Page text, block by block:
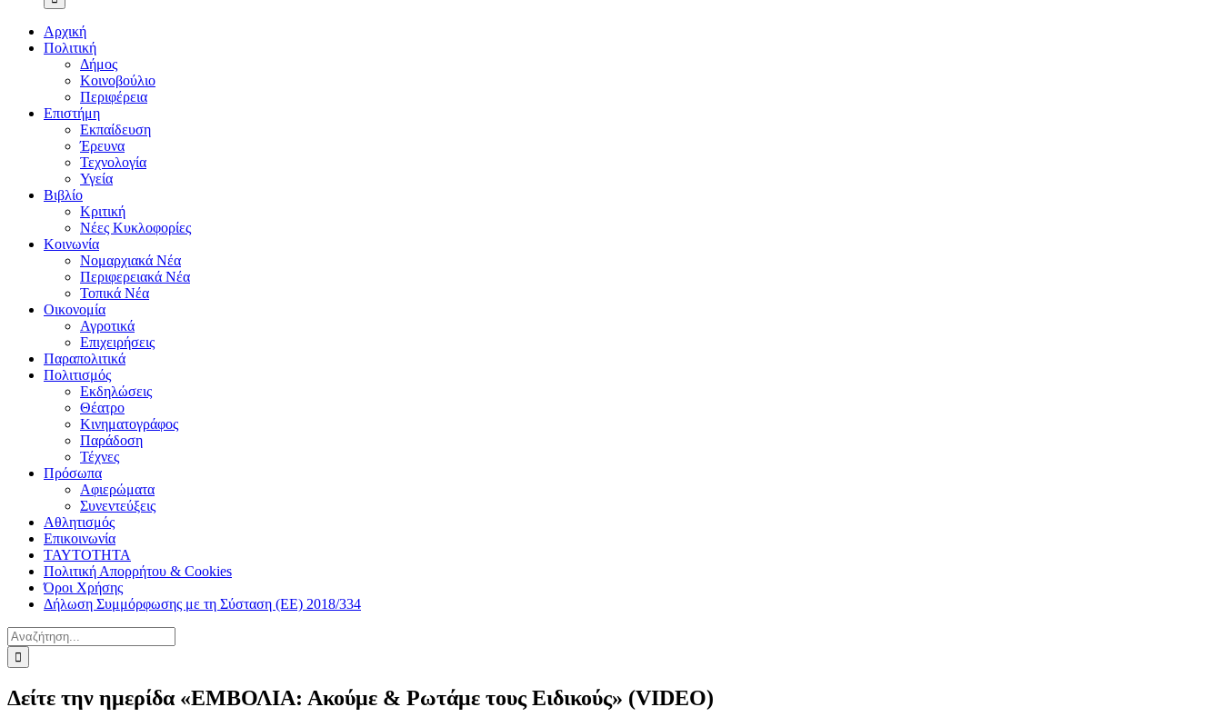
Αρχική
Πολιτική
Δήμος
Κοινοβούλιο
Περιφέρεια
Επιστήμη
Εκπαίδευση
Έρευνα
Τεχνολογία
Υγεία
Βιβλίο
Κριτική
Νέες Κυκλοφορίες
Κοινωνία
Νομαρχιακά Νέα
Περιφερειακά Νέα
Τοπικά Νέα
Οικονομία
Αγροτικά
Επιχειρήσεις
Παραπολιτικά
Πολιτισμός
Εκδηλώσεις
Θέατρο
Κινηματογράφος
Παράδοση
Τέχνες
Πρόσωπα
Αφιερώματα
Συνεντεύξεις
Αθλητισμός
Επικοινωνία
ΤΑΥΤΟΤΗΤΑ
Πολιτική Απορρήτου & Cookies
Όροι Χρήσης
Δήλωση Συμμόρφωσης με τη Σύσταση (ΕΕ) 2018/334
Αναζήτηση
για:
Δείτε την ημερίδα «ΕΜΒΟΛΙΑ: Ακούμε & Ρωτάμε τους Ειδικούς» (VIDEO)